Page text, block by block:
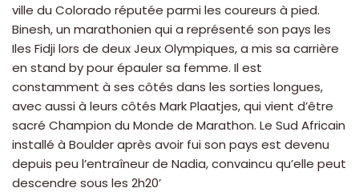
ville du Colorado réputée parmi les coureurs à pied.
Binesh, un marathonien qui a représenté son pays les
Iles Fidji lors de deux Jeux Olympiques, a mis sa carrière
en stand by pour épauler sa femme. Il est
constamment à ses côtés dans les sorties longues,
avec aussi à leurs côtés Mark Plaatjes, qui vient d’être
sacré Champion du Monde de Marathon. Le Sud Africain
installé à Boulder après avoir fui son pays est devenu
depuis peu l’entraîneur de Nadia, convaincu qu’elle peut
descendre sous les 2h20’